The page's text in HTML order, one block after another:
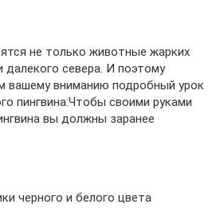
не только животные жарких
далекого севера. И поэтому
вашему вниманию подробный урок
пингвина:Чтобы своими руками
вы должны заранее
черного и белого цвета